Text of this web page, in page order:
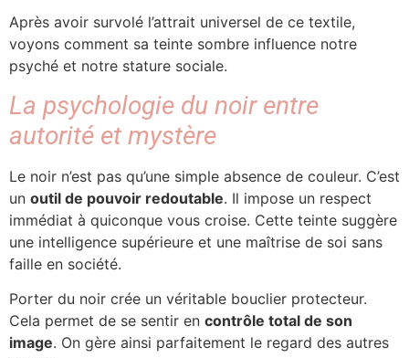
Après avoir survolé l’attrait universel de ce textile,
voyons comment sa teinte sombre influence notre
psyché et notre stature sociale.
La psychologie du noir entre
autorité et mystère
Le noir n’est pas qu’une simple absence de couleur. C’est
un outil de pouvoir redoutable. Il impose un respect
immédiat à quiconque vous croise. Cette teinte suggère
une intelligence supérieure et une maîtrise de soi sans
faille en société.
Porter du noir crée un véritable bouclier protecteur.
Cela permet de se sentir en contrôle total de son
image. On gère ainsi parfaitement le regard des autres